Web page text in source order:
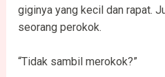
giginya yang kecil dan rapat.
seorang perokok.
“Tidak sambil merokok?”